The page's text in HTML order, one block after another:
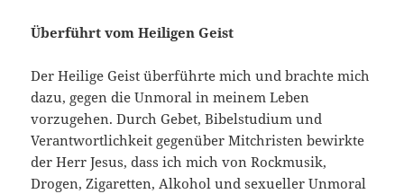
Überführt vom Heiligen Geist
Der Heilige Geist überführte mich und brachte mich
dazu, gegen die Unmoral in meinem Leben
vorzugehen. Durch Gebet, Bibelstudium und
Verantwortlichkeit gegenüber Mitchristen bewirkte
der Herr Jesus, dass ich mich von Rockmusik,
Drogen, Zigaretten, Al­kohol und sexueller Unmoral